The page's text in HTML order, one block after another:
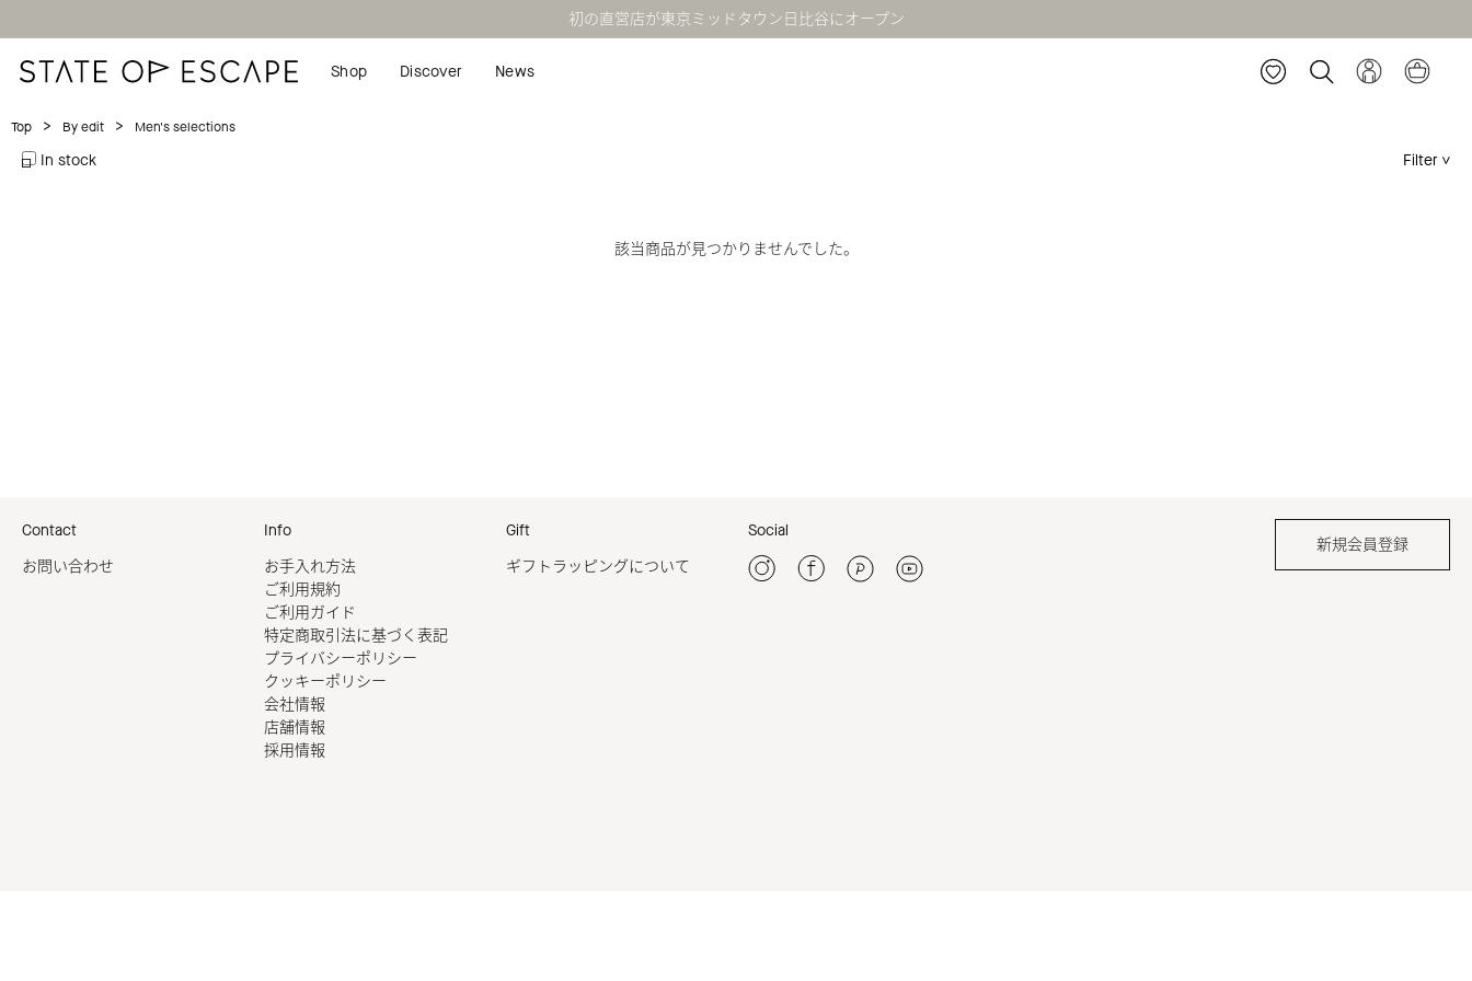
初の直営店が東京ミッドタウン日比谷にオープン
Shop Discover News
Top > By edit > Men's selections
In stock Filter
該当商品が見つかりませんでした。
Contact
お問い合わせ
Info
お手入れ方法
ご利用規約
ご利用ガイド
特定商取引法に基づく表記
プライバシーポリシー
クッキーポリシー
会社情報
店舗情報
採用情報
Gift
ギフトラッピングについて
Social
新規会員登録